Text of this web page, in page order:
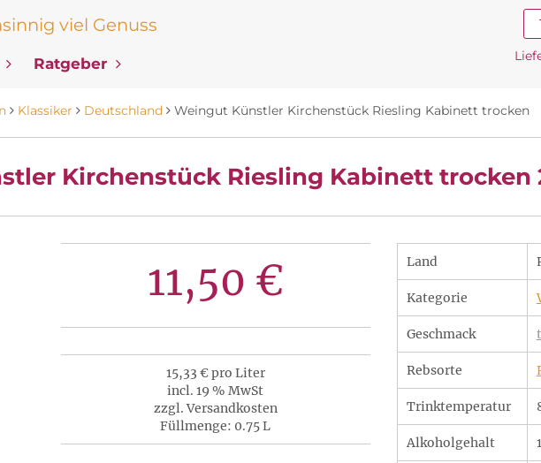
viel Genuss
Ratgeber
Klassiker Deutschland Weingut Künstler Kirchenstück Riesling Kabinett trocken
Kirchenstück Riesling Kabinett trocken
11,50 €
15,33 € pro Liter
incl. 19 % MwSt
zzgl. Versandkosten
Füllmenge: 0.75 L
Land
Kategorie
Geschmack
Rebsorte
Trinktemperatur
Alkoholgehalt